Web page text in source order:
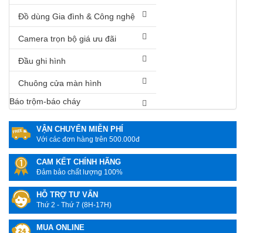
Đồ dùng Gia đình & Công nghệ
Camera trọn bộ giá ưu đãi
Đầu ghi hình
Chuông cửa màn hình
Báo trộm-báo cháy
VẬN CHUYỂN MIỄN PHÍ
Với các đơn hàng trên 500.000đ
CAM KẾT CHÍNH HÃNG
Đảm bảo chất lượng 100%
HỖ TRỢ TƯ VẤN
Thứ 2 - Thứ 7 (8H-17H)
MUA ONLINE